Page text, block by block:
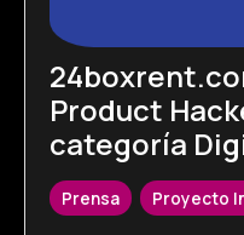
Product
categoría
Prensa Proyecto